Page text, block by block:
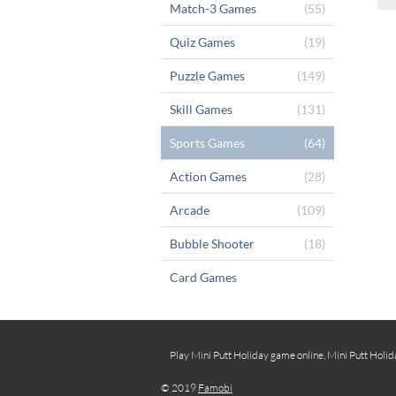
(55)
Match-3 Games
(19)
Quiz Games
(149)
Puzzle Games
(131)
Skill Games
(64)
Sports Games
(28)
Action Games
(109)
Arcade
(18)
Bubble Shooter
Card Games
Play Mini Putt Holiday game online, Mini Putt
© 2019 Famobi